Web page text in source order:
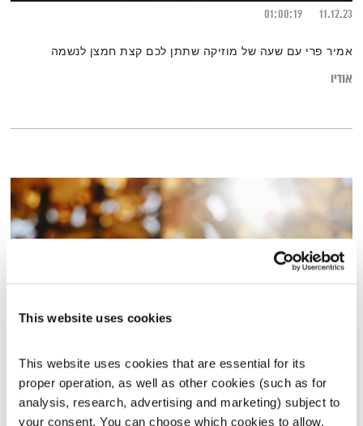
This website uses cookies
This website uses cookies that are essential for its
proper operation, as well as other cookies (such as for
analysis, research, advertising and marketing) subject to
your consent. You can choose which cookies to allow.
11.12.23
01:00:19
אמיר פרי עם שעה של מוזיקה שתתן לכם קצת חמצן לנשמה
אודיו
עולם קטן – 22.7.24
עולם קטן
אורי בנקהלטר
22.07.24
01:58:28